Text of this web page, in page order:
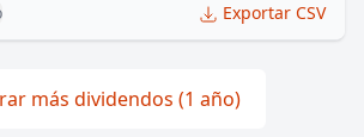
Exportar CSV
más dividendos (1 año)